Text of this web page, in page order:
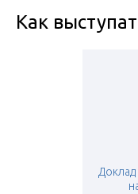
Как
Доклад